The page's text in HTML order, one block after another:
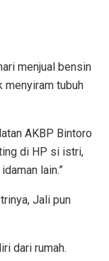
menjual bensin
menyiram tubuh
AKBP Bintoro
di HP si istri,
lain.”
Jali pun
dari rumah.